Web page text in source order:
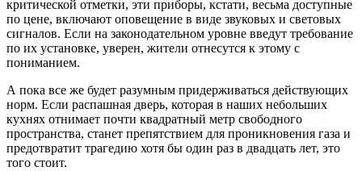
критической отметки, эти приборы, кстати, весьма доступные
по цене, включают оповещение в виде звуковых и световых
сигналов. Если на законодательном уровне введут требование
по их установке, уверен, жители отнесутся к этому с
пониманием.
А пока все же будет разумным придерживаться действующих
норм. Если распашная дверь, которая в наших небольших
кухнях отнимает почти квадратный метр свободного
пространства, станет препятствием для проникновения газа и
предотвратит трагедию хотя бы один раз в двадцать лет, это
того стоит.